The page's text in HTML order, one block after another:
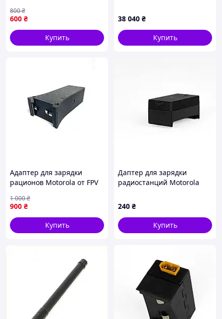
аккумулятора с USB-
выходом
600 ₴
800₴
Купить
ГГц, 3,3 ГГц, 5,8 ГГц)
38 040 ₴
Купить
Адаптер для зарядки
рационов Motorola от FPV
Type-C
900 ₴
1 000₴
Купить
Даптер для зарядки
радиостанций Motorola
устройство для раций с
индикатором
240 ₴
Купить